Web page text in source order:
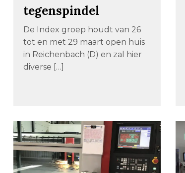
tegenspindel
De Index groep houdt van 26
tot en met 29 maart open huis
in Reichenbach (D) en zal hier
diverse […]